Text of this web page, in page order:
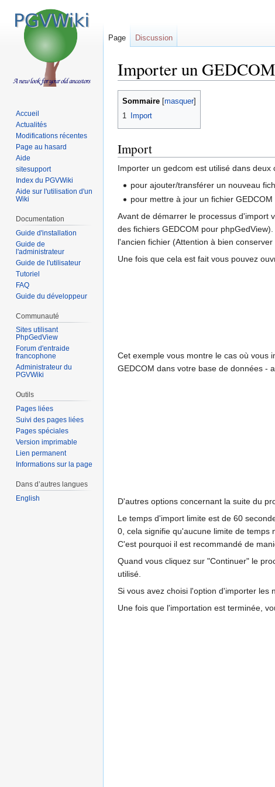
Importer un GEDCOM
Sauter
Sauter
Sommaire
1
Import
Import
Importer un gedcom est utilisé dans deux
pour ajouter/transférer un nouveau
pour mettre à jour un fichier
Avant de démarrer le processus d'import
des fichiers GEDCOM pour
l'ancien fichier (Attention à bien
Une fois que cela est fait vous pouvez
Cet exemple vous montre le cas où vous
GEDCOM dans votre base de données -
D'autres options concernant la suite du
Le temps d'import limite est de 60
0, cela signifie qu'aucune limite de temps
C'est pourquoi il est recommandé de
Quand vous cliquez sur "Continuer" le
utilisé.
Si vous avez choisi l'option d'importer les
Une fois que l'importation est terminée,
Page Discussion
Accueil
Actualités
Modifications récentes
Page au hasard
Aide
sitesupport
Index du PGVWiki
Aide sur l'utilisation d'un
Wiki
Documentation
Guide d'installation
Guide de
l'administrateur
Guide de l'utilisateur
Tutoriel
FAQ
Guide du développeur
Communauté
Sites utilisant
PhpGedView
Forum d'entraide
francophone
Administrateur du
PGVWiki
Outils
Pages liées
Suivi des pages liées
Pages spéciales
Version imprimable
Lien permanent
Informations sur la page
Dans d’autres langues
English